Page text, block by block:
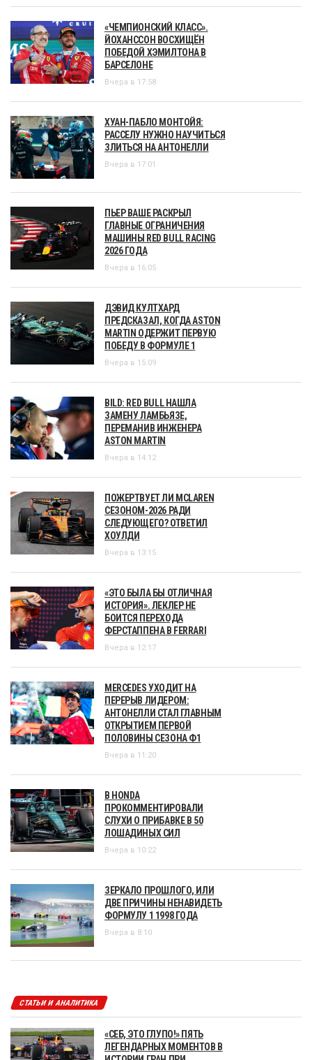
«ЧЕМПИОНСКИЙ КЛАСС».
ЙОХАНССОН ВОСХИЩЁН
ПОБЕДОЙ ХЭМИЛТОНА В
БАРСЕЛОНЕ
Вчера в 17:58
ХУАН-ПАБЛО МОНТОЙЯ:
РАССЕЛУ НУЖНО НАУЧИТЬСЯ
ЗЛИТЬСЯ НА АНТОНЕЛЛИ
Вчера в 17:01
ПЬЕР ВАШЕ РАСКРЫЛ
ГЛАВНЫЕ ОГРАНИЧЕНИЯ
МАШИНЫ RED BULL RACING
2026 ГОДА
Вчера в 16:05
ДЭВИД КУЛТХАРД
ПРЕДСКАЗАЛ, КОГДА ASTON
MARTIN ОДЕРЖИТ ПЕРВУЮ
ПОБЕДУ В ФОРМУЛЕ 1
Вчера в 15:09
BILD: RED BULL НАШЛА
ЗАМЕНУ ЛАМБЬЯЗЕ,
ПЕРЕМАНИВ ИНЖЕНЕРА
ASTON MARTIN
Вчера в 14:12
ПОЖЕРТВУЕТ ЛИ MCLAREN
СЕЗОНОМ-2026 РАДИ
СЛЕДУЮЩЕГО? ОТВЕТИЛ
ХОУЛДИ
Вчера в 13:15
«ЭТО БЫЛА БЫ ОТЛИЧНАЯ
ИСТОРИЯ». ЛЕКЛЕР НЕ
БОИТСЯ ПЕРЕХОДА
ФЕРСТАППЕНА В FERRARI
Вчера в 12:17
MERCEDES УХОДИТ НА
ПЕРЕРЫВ ЛИДЕРОМ:
АНТОНЕЛЛИ СТАЛ ГЛАВНЫМ
ОТКРЫТИЕМ ПЕРВОЙ
ПОЛОВИНЫ СЕЗОНА Ф1
Вчера в 11:20
В HONDA
ПРОКОММЕНТИРОВАЛИ
СЛУХИ О ПРИБАВКЕ В 50
ЛОШАДИНЫХ СИЛ
Вчера в 10:22
ЗЕРКАЛО ПРОШЛОГО, ИЛИ
ДВЕ ПРИЧИНЫ НЕНАВИДЕТЬ
ФОРМУЛУ 1 1998 ГОДА
Вчера в 8:10
СТАТЬИ И АНАЛИТИКА
«СЕБ, ЭТО ГЛУПО!» ПЯТЬ
ЛЕГЕНДАРНЫХ МОМЕНТОВ В